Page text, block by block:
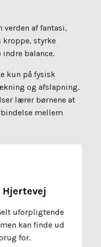
verden af fantasi,
kroppe, styrke
balance.
kun på fysisk
og afslapning.
lærer børnene at
mellem
uforpligtende
kan finde ud
for.